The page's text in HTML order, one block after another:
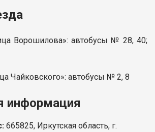
Ворошилова»: автобусы № 28, 40;
Чайковского»: автобусы № 2, 8
информация
665825, Иркутская область, г.